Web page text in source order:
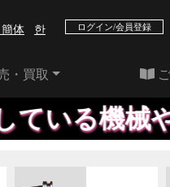
体
한
ログイン/会員登録
・買取
を探す